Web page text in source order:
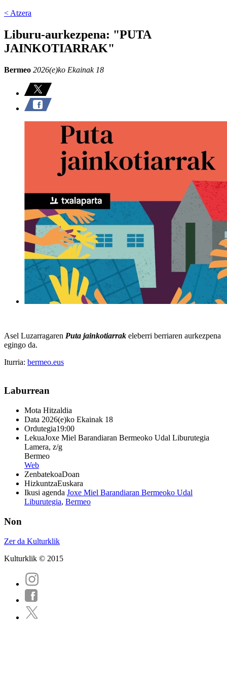
< Atzera
Liburu-aurkezpena: "PUTA
JAINKOTIARRAK"
Bermeo 2026(e)ko Ekainak 18
Asel Luzarragaren Puta jainkotiarrak eleberri berriaren aurkezpena
egingo da.
Iturria: bermeo.eus
Laburrean
Mota Hitzaldia
Data 2026(e)ko Ekainak 18
Ordutegia19:00
LekuaJoxe Miel Barandiaran Bermeoko Udal Liburutegia
Lamera, z/g
Bermeo
Web
ZenbatekoaDoan
HizkuntzaEuskara
Ikusi agenda Joxe Miel Barandiaran Bermeoko Udal
Liburutegia, Bermeo
Non
Zer da Kulturklik
Kulturklik © 2015